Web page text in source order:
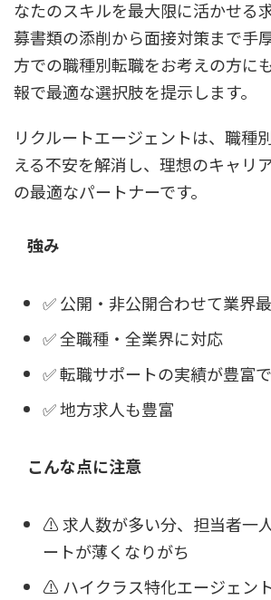
なたのスキルを最大限に活かせる
募書類の添削から面接対策まで手
方での職種別転職をお考えの方に
報で最適な選択肢を提示します。
リクルートエージェントは、職種
える不安を解消し、理想のキャリ
の最適なパートナーです。
強み
✅ 公開・非公開合わせて業界
✅ 全職種・全業界に対応
✅ 転職サポートの実績が豊富
✅ 地方求人も豊富
こんな点に注意
⚠️ 求人数が多い分、担当者一
ートが薄くなりがち
⚠️ ハイクラス特化エージェン